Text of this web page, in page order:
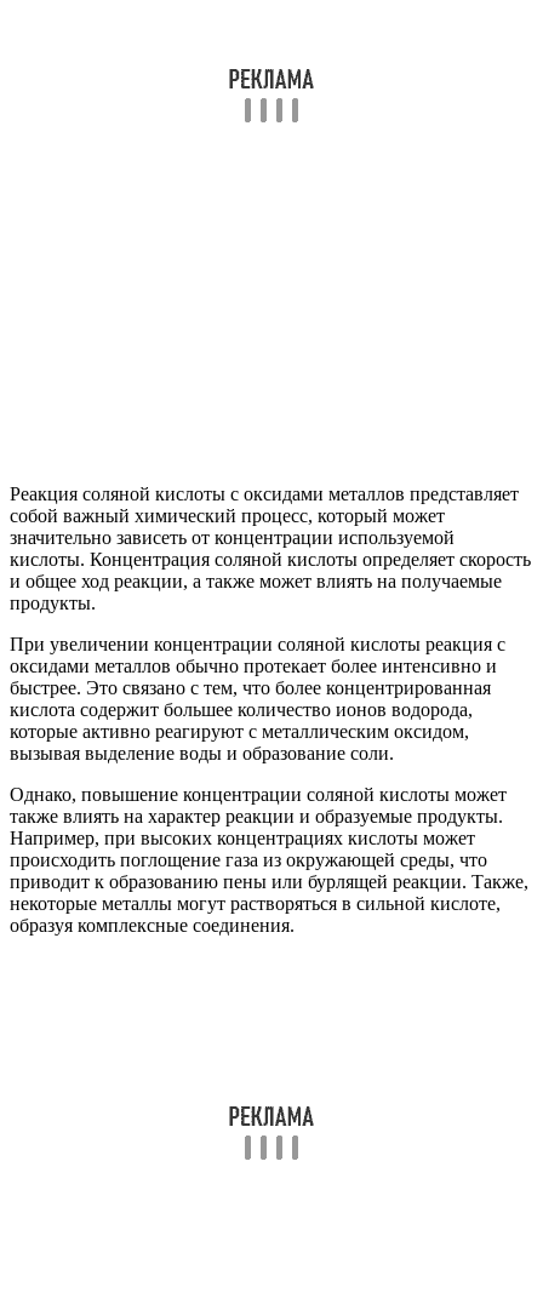
Реакция соляной кислоты с оксидами металлов представляет
собой важный химический процесс, который может
значительно зависеть от концентрации используемой
кислоты. Концентрация соляной кислоты определяет скорость
и общее ход реакции, а также может влиять на получаемые
продукты.
При увеличении концентрации соляной кислоты реакция с
оксидами металлов обычно протекает более интенсивно и
быстрее. Это связано с тем, что более концентрированная
кислота содержит большее количество ионов водорода,
которые активно реагируют с металлическим оксидом,
вызывая выделение воды и образование соли.
Однако, повышение концентрации соляной кислоты может
также влиять на характер реакции и образуемые продукты.
Например, при высоких концентрациях кислоты может
происходить поглощение газа из окружающей среды, что
приводит к образованию пены или бурлящей реакции. Также,
некоторые металлы могут растворяться в сильной кислоте,
образуя комплексные соединения.